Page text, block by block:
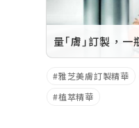
雅芝美膚訂製精華
植萃精華